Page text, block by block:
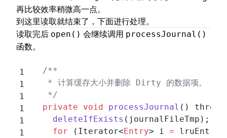
再比较效率稍微高一点。
到这里读取就结束了，下面进行处理。
读取完后 open() 会继续调用 processJournal()
函数。
  /**
   * 计算缓存大小并删除 Dirty 的数据项。
   */
  private
void processJournal ()
    deleteIfExists
(journalFileTmp);
    for
(Iterator< Entry> i =